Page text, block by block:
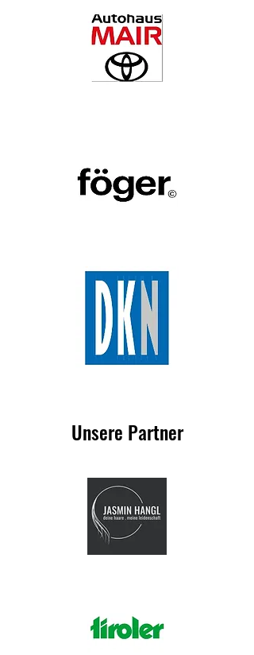
Unsere Partner